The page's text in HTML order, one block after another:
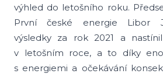
výhled do letošního roku.
První české energie Libor
výsledky za rok 2021 a
v letošním roce, a to díky
s energiemi a očekávání